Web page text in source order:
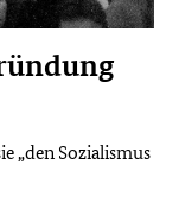
„den Sozialismus